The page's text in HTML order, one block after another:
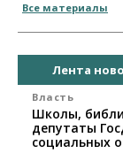
Все материалы
Лента
Власть
Школы,
депутаты
социальных